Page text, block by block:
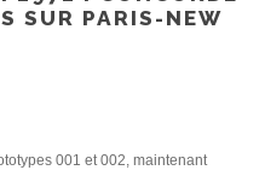
SUR PARIS-NEW
001 et 002, maintenant